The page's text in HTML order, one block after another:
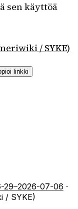
sen käyttöä
/ SYKE)
linkki
29–2026-07-06 ·
/ SYKE)